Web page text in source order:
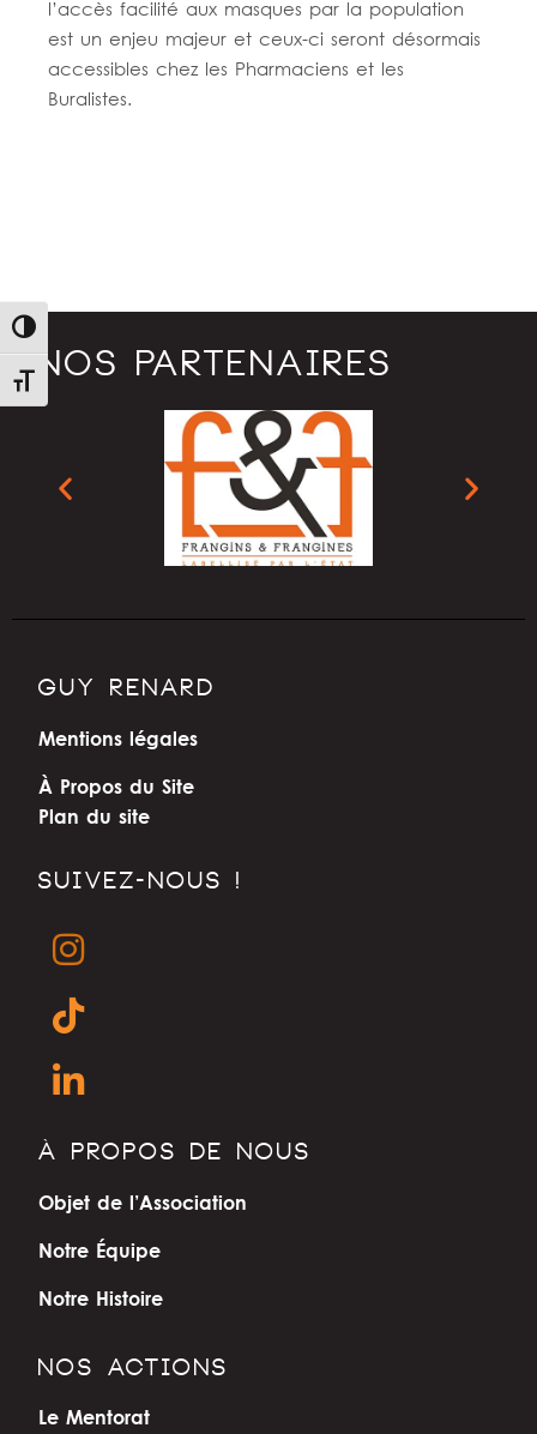
Passer en contraste élevé
Changer la taille de la police
l’accès facilité aux masques par la population
est un enjeu majeur et ceux-ci seront désormais
accessibles chez les Pharmaciens et les
Buralistes.
NOS PARTENAIRES
GUY RENARD
Mentions légales
À Propos du Site
Plan du site
SUIVEZ-NOUS !
À PROPOS DE NOUS
Objet de l’Association
Notre Équipe
Notre Histoire
NOS ACTIONS
Le Mentorat